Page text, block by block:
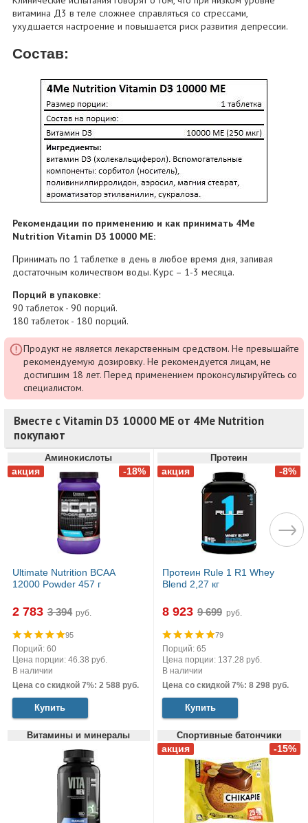
витамина Д3 в теле сложнее справляться со стрессами,
ухудшается настроение и повышается риск развития депрессии.
Состав:
Рекомендации по применению и как принимать 4Me
Nutrition Vitamin D3 10000 МЕ:
Принимать по 1 таблетке в день в любое время дня, запивая
достаточным количеством воды. Курс – 1-3 месяца.
Порций в упаковке:
90 таблеток - 90 порций.
180 таблеток - 180 порций.
Продукт не является лекарственным средством. Не превышайте
рекомендуемую дозировку. Не рекомендуется лицам, не
достигшим 18 лет. Перед применением проконсультируйтесь со
специалистом.
Вместе с Vitamin D3 10000 МЕ от 4Me Nutrition
покупают
Аминокислоты
Ultimate Nutrition BCAA
12000 Powder 457 г
2 783 руб.
95
Порций: 60
Цена порции: 46.38 руб.
В наличии
Цена со скидкой 7%: 2 588 руб.
Купить
Протеин
Протеин Rule 1 R1 Whey
Blend 2,27 кг
8 923 руб.
79
Порций: 65
Цена порции: 137.28 руб.
В наличии
Цена со скидкой 7%: 8 298 руб.
Купить
Витамины и минералы Спортивные батончики